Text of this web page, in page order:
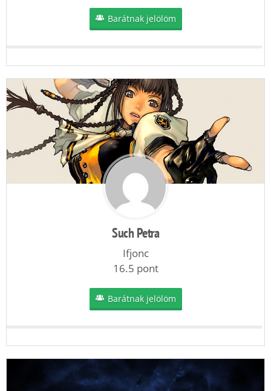
Barátnak jelölöm
Such Petra
Ifjonc
16.5 pont
Barátnak jelölöm